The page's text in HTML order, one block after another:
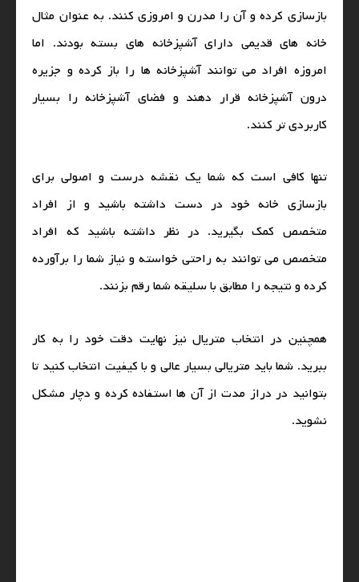
بازسازی کرده و آن را مدرن و امروزی کنند. به عنوان مثال
خانه‌ های قدیمی دارای آشپزخانه‌ های بسته بودند. اما
امروزه افراد می‌ توانند آشپزخانه‌ ها را باز کرده و جزیره
درون آشپزخانه قرار دهند و فضای آشپزخانه را بسیار
کاربردی تر کنند.
تنها کافی است که شما یک نقشه درست و اصولی برای
بازسازی خانه خود در دست داشته باشید و از افراد
متخصص کمک بگیرید. در نظر داشته باشید که افراد
متخصص می‌ توانند به راحتی خواسته و نیاز شما را برآورده
کرده و نتیجه را مطابق با سلیقه شما رقم بزنند.
همچنین در انتخاب متریال نیز نهایت دقت خود را به کار
ببرید. شما باید متریالی بسیار عالی و با کیفیت انتخاب کنید تا
بتوانید در دراز مدت از آن ها استفاده کرده و دچار مشکل
نشوید.